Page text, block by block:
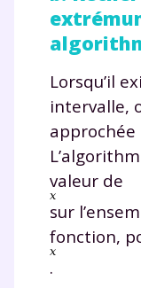
Lorsqu’il
intervalle,
valeur de
sur
fonction,
.